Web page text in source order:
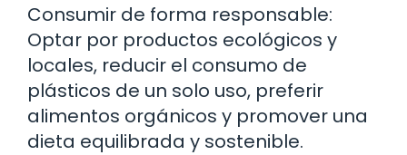
Consumir de forma responsable:
Optar por productos ecológicos y
locales, reducir el consumo de
plásticos de un solo uso, preferir
alimentos orgánicos y promover una
dieta equilibrada y sostenible.